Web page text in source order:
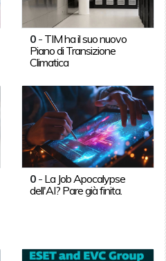
0 - TIM ha il suo nuovo
Piano di Transizione
Climatica
0 - La Job Apocalypse
dell'AI? Pare già finita.